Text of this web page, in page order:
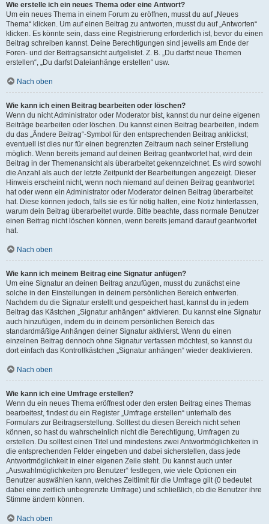
Wie erstelle ich ein neues Thema oder eine Antwort?
Um ein neues Thema in einem Forum zu eröffnen, musst du auf „Neues
Thema“ klicken. Um auf einen Beitrag zu antworten, musst du auf „Antworten“
klicken. Es könnte sein, dass eine Registrierung erforderlich ist, bevor du einen
Beitrag schreiben kannst. Deine Berechtigungen sind jeweils am Ende der
Foren- und der Beitragsansicht aufgelistet. Z. B. „Du darfst neue Themen
erstellen“, „Du darfst Dateianhänge erstellen“ usw.
Nach oben
Wie kann ich einen Beitrag bearbeiten oder löschen?
Wenn du nicht Administrator oder Moderator bist, kannst du nur deine eigenen
Beiträge bearbeiten oder löschen. Du kannst einen Beitrag bearbeiten, indem
du das „Ändere Beitrag“-Symbol für den entsprechenden Beitrag anklickst;
eventuell ist dies nur für einen begrenzten Zeitraum nach seiner Erstellung
möglich. Wenn bereits jemand auf deinen Beitrag geantwortet hat, wird dein
Beitrag in der Themenansicht als überarbeitet gekennzeichnet. Es wird sowohl
die Anzahl als auch der letzte Zeitpunkt der Bearbeitungen angezeigt. Dieser
Hinweis erscheint nicht, wenn noch niemand auf deinen Beitrag geantwortet
hat oder wenn ein Administrator oder Moderator deinen Beitrag überarbeitet
hat. Diese können jedoch, falls sie es für nötig halten, eine Notiz hinterlassen,
warum dein Beitrag überarbeitet wurde. Bitte beachte, dass normale Benutzer
einen Beitrag nicht löschen können, wenn bereits jemand darauf geantwortet
hat.
Nach oben
Wie kann ich meinem Beitrag eine Signatur anfügen?
Um eine Signatur an deinen Beitrag anzufügen, musst du zunächst eine
solche in den Einstellungen in deinem persönlichen Bereich entwerfen.
Nachdem du die Signatur erstellt und gespeichert hast, kannst du in jedem
Beitrag das Kästchen „Signatur anhängen“ aktivieren. Du kannst eine Signatur
auch hinzufügen, indem du in deinem persönlichen Bereich das
standardmäßige Anhängen deiner Signatur aktivierst. Wenn du einen
einzelnen Beitrag dennoch ohne Signatur verfassen möchtest, so kannst du
dort einfach das Kontrollkästchen „Signatur anhängen“ wieder deaktivieren.
Nach oben
Wie kann ich eine Umfrage erstellen?
Wenn du ein neues Thema eröffnest oder den ersten Beitrag eines Themas
bearbeitest, findest du ein Register „Umfrage erstellen“ unterhalb des
Formulars zur Beitragserstellung. Solltest du diesen Bereich nicht sehen
können, so hast du wahrscheinlich nicht die Berechtigung, Umfragen zu
erstellen. Du solltest einen Titel und mindestens zwei Antwortmöglichkeiten in
die entsprechenden Felder eingeben und dabei sicherstellen, dass jede
Antwortmöglichkeit in einer eigenen Zeile steht. Du kannst auch unter
„Auswahlmöglichkeiten pro Benutzer“ festlegen, wie viele Optionen ein
Benutzer auswählen kann, welches Zeitlimit für die Umfrage gilt (0 bedeutet
dabei eine zeitlich unbegrenzte Umfrage) und schließlich, ob die Benutzer ihre
Stimme ändern können.
Nach oben